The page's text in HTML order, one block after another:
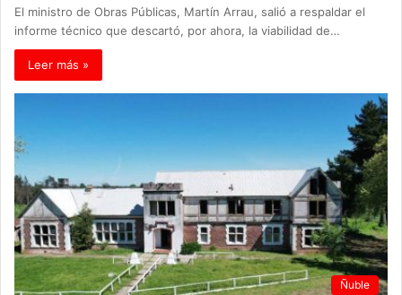
El ministro de Obras Públicas, Martín Arrau, salió a respaldar el
informe técnico que descartó, por ahora, la viabilidad de…
Leer más »
Ñuble